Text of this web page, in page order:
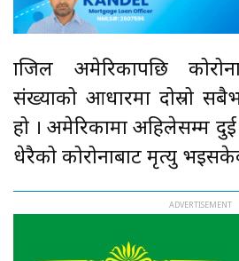
ब्राजिल अमेरिकापछि
संख्याको आधारमा दोस्रो
हो । अमेरिकामा अहिलेसम्म
धेरैको कोरोनाबाट मृत्यु